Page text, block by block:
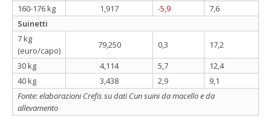
160-176 kg
1,917 -5,9
7,6
Suinetti
7 kg
(euro/capo)
79,250 0,3
17,2
30 kg
4,114 5,7
12,4
40 kg
3,438 2,9
9,1
Fonte: elaborazioni Crefis su dati Cun suini da macello e da
allevamento